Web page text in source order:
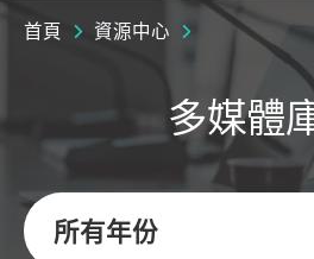
首頁 資源中心
多媒體
所有年份